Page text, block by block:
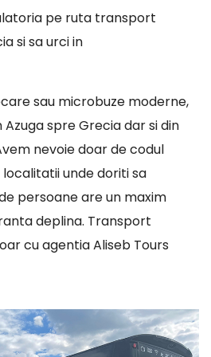
pe ruta transport
si sa urci in
sau microbuze moderne,
spre Grecia dar si din
nevoie doar de codul
unde doriti sa
persoane are un maxim
deplina. Transport
cu agentia Aliseb Tours